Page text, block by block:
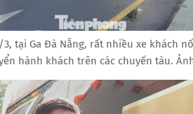
tại Ga Đà Nẵng , rất nhiều xe khách
hành khách trên các chuyến tàu .